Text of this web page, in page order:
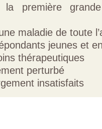
L’ARTHROSE
L’ARTHROSE EN
QU’EST-CE QUE
L’ARTHROSE ?
LES FACTEURS
RISQUES
LES
MÉDICAUX
LES
NON
LES TYPES
la première
maladie de toute
jeunes et
thérapeutiques
perturbé
insatisfaits